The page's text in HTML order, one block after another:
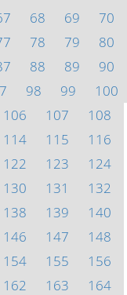
68 69
70
78 79
80
88 89
90
98 99
100
106 107
108
114 115
116
122 123
124
130 131
132
138 139
140
146 147
148
154 155
156
162 163
164